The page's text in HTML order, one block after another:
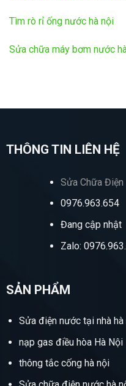
Tìm rò rỉ ống nước hà nội
Sửa chữa máy bơm nước
THÔNG TIN LIÊN HỆ
Sửa Chữa Điện
0976.963.654
Đang cập nhật
Zalo:
SẢN PHẨM
Sửa điện nước tại nhà hà
nạp gas điều hòa Hà Nội
thông tắc cống hà nội